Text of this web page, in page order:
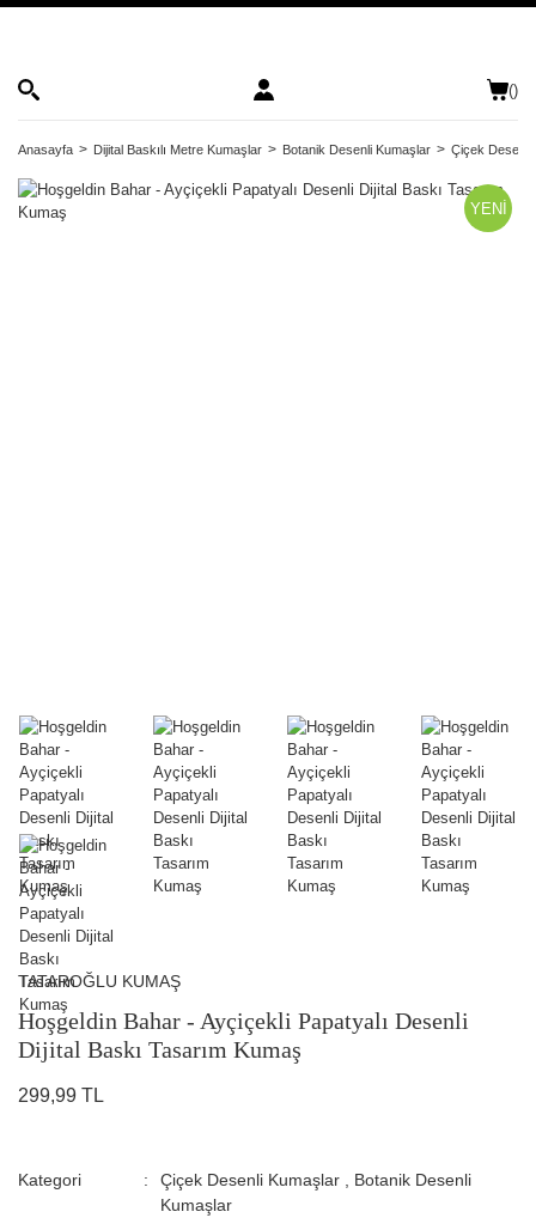
()
Anasayfa Dijital Baskılı Metre Kumaşlar Botanik Desenli Kumaşlar Çiçek Desenli
YENİ
TATAROĞLU KUMAŞ
Hoşgeldin Bahar - Ayçiçekli Papatyalı Desenli
Dijital Baskı Tasarım Kumaş
299,99 TL
Kategori Çiçek Desenli Kumaşlar
Botanik Desenli
Kumaşlar